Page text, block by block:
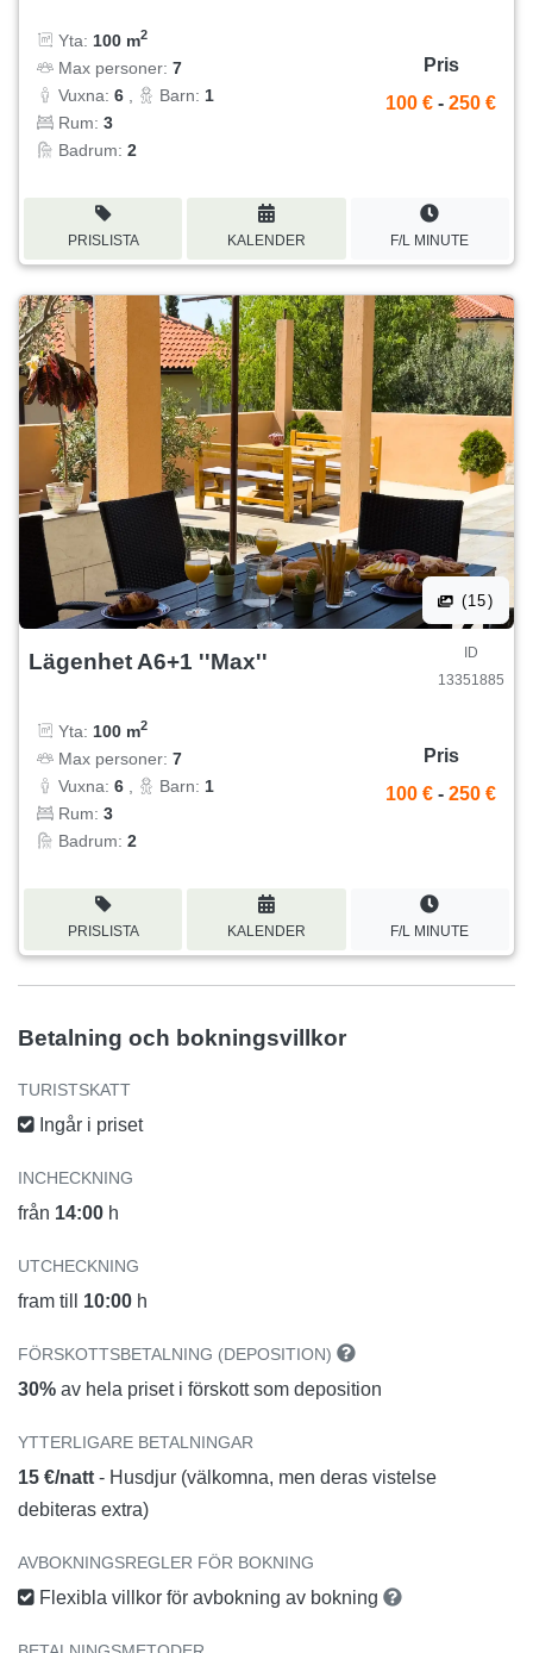
Yta: 100 m2
Max personer: 7
Vuxna: 6 Barn: 1
Rum: 3
Badrum: 2
Pris
100 € - 250 €
PRISLISTA KALENDER F/L MINUTE
(15)
Lägenhet A6+1 ''Max''
ID
13351885
Yta: 100 m2
Max personer: 7
Vuxna: 6 Barn: 1
Rum: 3
Badrum: 2
Pris
100 € - 250 €
PRISLISTA KALENDER F/L MINUTE
Betalning och bokningsvillkor
TURISTSKATT
Ingår i priset
INCHECKNING
från 14:00 h
UTCHECKNING
fram till 10:00 h
FÖRSKOTTSBETALNING (DEPOSITION)
30% av hela priset i förskott som deposition
YTTERLIGARE BETALNINGAR
15 €/natt - Husdjur (välkomna, men deras vistelse
debiteras extra)
AVBOKNINGSREGLER FÖR BOKNING
Flexibla villkor för avbokning av bokning